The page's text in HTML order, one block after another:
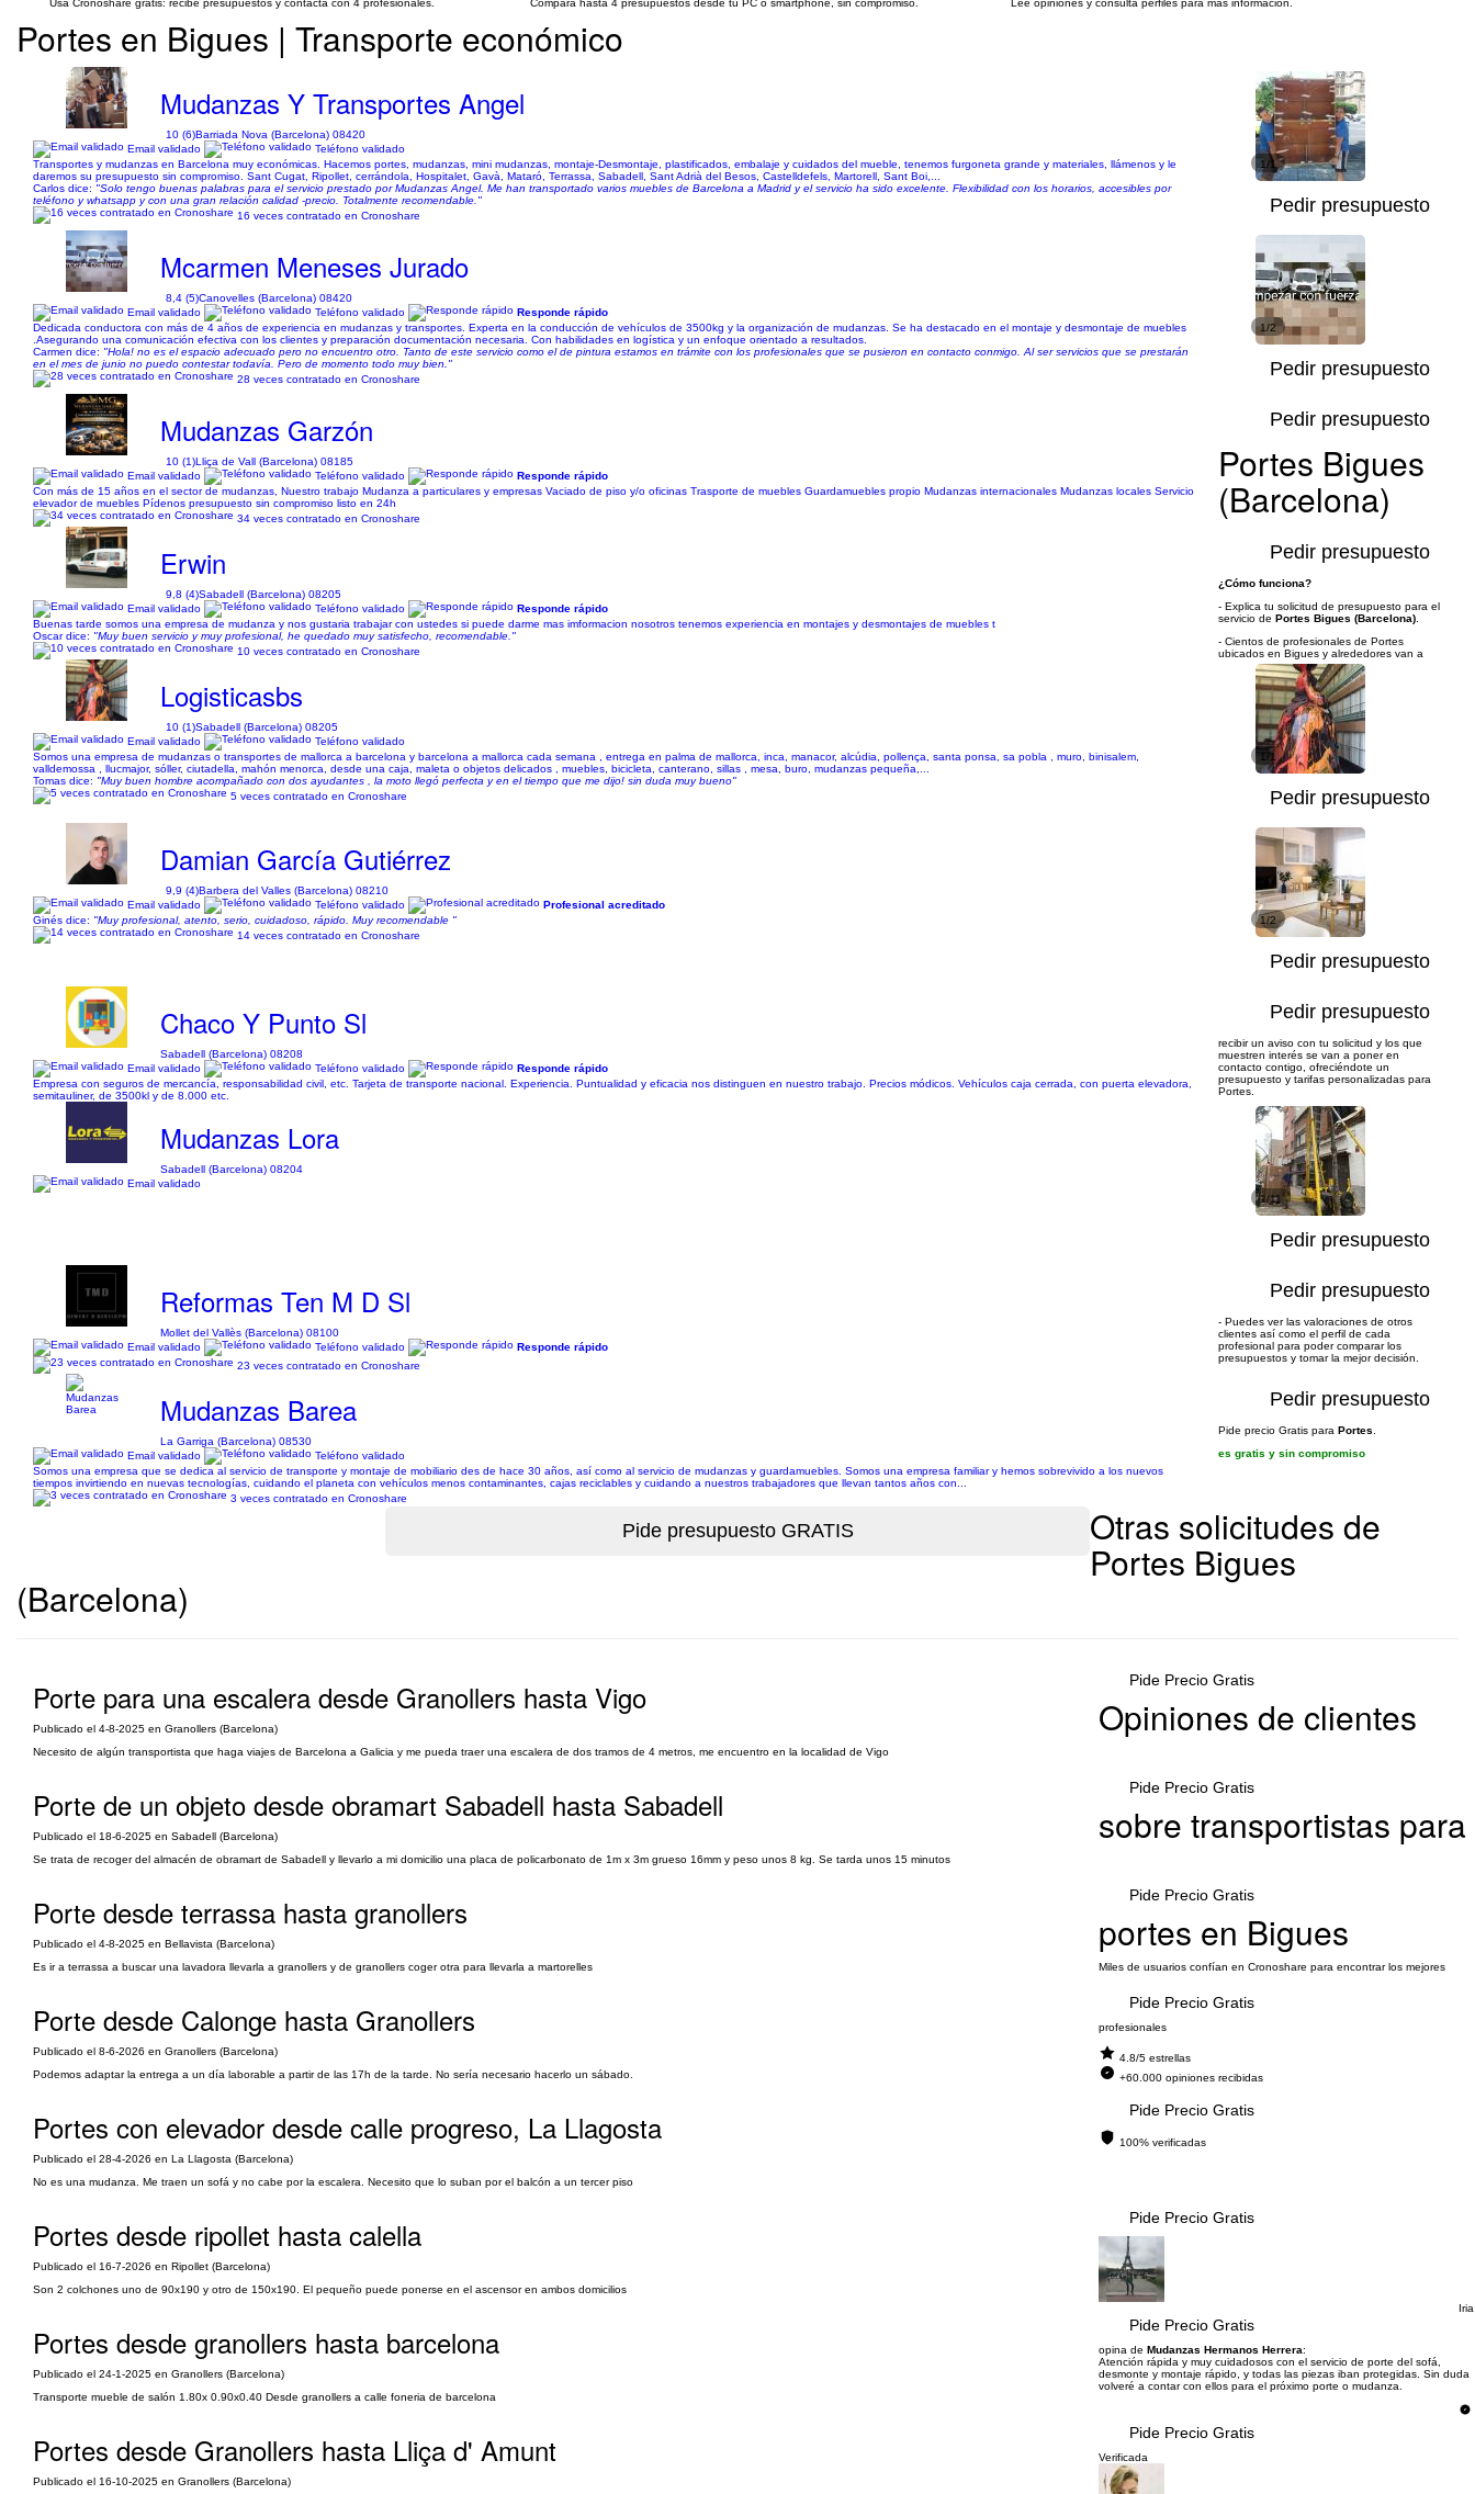
Usa Cronoshare gratis: recibe presupuestos y contacta con 4 profesionales.
Compara hasta 4 presupuestos desde tu PC o smartphone, sin compromiso.
Lee opiniones y consulta perfiles para más información.
Portes en Bigues | Transporte económico
Mudanzas Y Transportes Angel
10 (6)Barriada Nova (Barcelona) 08420
Email validado
Teléfono validado
Transportes y mudanzas en Barcelona muy económicas. Hacemos portes, mudanzas, mini mudanzas, montaje-Desmontaje, plastificados, embalaje y cuidados del mueble, tenemos furgoneta grande y materiales, llámenos y le
daremos su presupuesto sin compromiso. Sant Cugat, Ripollet, cerrándola, Hospitalet, Gavà, Mataró, Terrassa, Sabadell, Sant Adrià del Besos, Castelldefels, Martorell, Sant Boi,...
Carlos dice: "Solo tengo buenas palabras para el servicio prestado por Mudanzas Angel. Me han transportado varios muebles de Barcelona a Madrid y el servicio ha sido excelente. Flexibilidad con los horarios, accesibles por
teléfono y whatsapp y con una gran relación calidad -precio. Totalmente recomendable."
16 veces contratado en Cronoshare
1/1
Pedir presupuesto
Mcarmen Meneses Jurado
8,4 (5)Canovelles (Barcelona) 08420
Email validado
Teléfono validado
Responde rápido
Dedicada conductora con más de 4 años de experiencia en mudanzas y transportes. Experta en la conducción de vehículos de 3500kg y la organización de mudanzas. Se ha destacado en el montaje y desmontaje de muebles
.Asegurando una comunicación efectiva con los clientes y preparación documentación necesaria. Con habilidades en logística y un enfoque orientado a resultados.
Carmen dice: "Hola! no es el espacio adecuado pero no encuentro otro. Tanto de este servicio como el de pintura estamos en trámite con los profesionales que se pusieron en contacto conmigo. Al ser servicios que se prestarán
en el mes de junio no puedo contestar todavía. Pero de momento todo muy bien."
28 veces contratado en Cronoshare
1/2
Pedir presupuesto
Mudanzas Garzón
10 (1)Lliça de Vall (Barcelona) 08185
Email validado
Teléfono validado
Responde rápido
Con más de 15 años en el sector de mudanzas, Nuestro trabajo Mudanza a particulares y empresas Vaciado de piso y/o oficinas Trasporte de muebles Guardamuebles propio Mudanzas internacionales Mudanzas locales Servicio
elevador de muebles Pídenos presupuesto sin compromiso listo en 24h
34 veces contratado en Cronoshare
Pedir presupuesto
Erwin
9,8 (4)Sabadell (Barcelona) 08205
Email validado
Teléfono validado
Responde rápido
Buenas tarde somos una empresa de mudanza y nos gustaria trabajar con ustedes si puede darme mas imformacion nosotros tenemos experiencia en montajes y desmontajes de muebles t
Oscar dice: "Muy buen servicio y muy profesional, he quedado muy satisfecho, recomendable."
10 veces contratado en Cronoshare
Pedir presupuesto
Logisticasbs
10 (1)Sabadell (Barcelona) 08205
Email validado
Teléfono validado
Somos una empresa de mudanzas o transportes de mallorca a barcelona y barcelona a mallorca cada semana , entrega en palma de mallorca, inca, manacor, alcúdia, pollença, santa ponsa, sa pobla , muro, binisalem,
valldemossa , llucmajor, sóller, ciutadella, mahón menorca, desde una caja, maleta o objetos delicados , muebles, bicicleta, canterano, sillas , mesa, buro, mudanzas pequeña,...
Tomas dice: "Muy buen hombre acompañado con dos ayudantes , la moto llegó perfecta y en el tiempo que me dijo! sin duda muy bueno"
5 veces contratado en Cronoshare
1/1
Pedir presupuesto
Damian García Gutiérrez
9,9 (4)Barbera del Valles (Barcelona) 08210
Email validado
Teléfono validado
Profesional acreditado
Ginés dice: "Muy profesional, atento, serio, cuidadoso, rápido. Muy recomendable "
14 veces contratado en Cronoshare
1/2
Pedir presupuesto
Chaco Y Punto Sl
Sabadell (Barcelona) 08208
Email validado
Teléfono validado
Responde rápido
Empresa con seguros de mercancía, responsabilidad civil, etc. Tarjeta de transporte nacional. Experiencia. Puntualidad y eficacia nos distinguen en nuestro trabajo. Precios módicos. Vehículos caja cerrada, con puerta elevadora,
semitauliner, de 3500kl y de 8.000 etc.
Pedir presupuesto
Mudanzas Lora
Sabadell (Barcelona) 08204
Email validado
1/11
Pedir presupuesto
Reformas Ten M D Sl
Mollet del Vallès (Barcelona) 08100
Email validado
Teléfono validado
Responde rápido
23 veces contratado en Cronoshare
Pedir presupuesto
Mudanzas Barea
La Garriga (Barcelona) 08530
Email validado
Teléfono validado
Somos una empresa que se dedica al servicio de transporte y montaje de mobiliario des de hace 30 años, así como al servicio de mudanzas y guardamuebles. Somos una empresa familiar y hemos sobrevivido a los nuevos
tiempos invirtiendo en nuevas tecnologías, cuidando el planeta con vehículos menos contaminantes, cajas reciclables y cuidando a nuestros trabajadores que llevan tantos años con...
3 veces contratado en Cronoshare
Pedir presupuesto
Portes Bigues
(Barcelona)
¿Cómo funciona?
- Explica tu solicitud de presupuesto para el
servicio de Portes Bigues (Barcelona)
- Cientos de profesionales de Portes
ubicados en Bigues y alrededores van a
recibir un aviso con tu solicitud y los que
muestren interés se van a poner en
contacto contigo, ofreciéndote un
presupuesto y tarifas personalizadas para
Portes.
- Puedes ver las valoraciones de otros
clientes así como el perfil de cada
profesional para poder comparar los
presupuestos y tomar la mejor decisión.
Pide precio Gratis para Portes
es gratis y sin compromiso
Otras solicitudes de
Portes Bigues
(Barcelona)
Porte para una escalera desde Granollers hasta Vigo
Publicado el 4-8-2025 en Granollers (Barcelona)
Necesito de algún transportista que haga viajes de Barcelona a Galicia y me pueda traer una escalera de dos tramos de 4 metros, me encuentro en la localidad de Vigo
Pide Precio Gratis
Porte de un objeto desde obramart Sabadell hasta Sabadell
Publicado el 18-6-2025 en Sabadell (Barcelona)
Se trata de recoger del almacén de obramart de Sabadell y llevarlo a mi domicilio una placa de policarbonato de 1m x 3m grueso 16mm y peso unos 8 kg. Se tarda unos 15 minutos
Pide Precio Gratis
Porte desde terrassa hasta granollers
Publicado el 4-8-2025 en Bellavista (Barcelona)
Es ir a terrassa a buscar una lavadora llevarla a granollers y de granollers coger otra para llevarla a martorelles
Pide Precio Gratis
Porte desde Calonge hasta Granollers
Publicado el 8-6-2026 en Granollers (Barcelona)
Podemos adaptar la entrega a un día laborable a partir de las 17h de la tarde. No sería necesario hacerlo un sábado.
Pide Precio Gratis
Portes con elevador desde calle progreso, La Llagosta
Publicado el 28-4-2026 en La Llagosta (Barcelona)
No es una mudanza. Me traen un sofá y no cabe por la escalera. Necesito que lo suban por el balcón a un tercer piso
Pide Precio Gratis
Portes desde ripollet hasta calella
Publicado el 16-7-2026 en Ripollet (Barcelona)
Son 2 colchones uno de 90x190 y otro de 150x190. El pequeño puede ponerse en el ascensor en ambos domicilios
Pide Precio Gratis
Portes desde granollers hasta barcelona
Publicado el 24-1-2025 en Granollers (Barcelona)
Transporte mueble de salón 1.80x 0.90x0.40 Desde granollers a calle foneria de barcelona
Pide Precio Gratis
Portes desde Granollers hasta Lliça d' Amunt
Publicado el 16-10-2025 en Granollers (Barcelona)
Pide Precio Gratis
Opiniones de clientes
sobre transportistas para
portes en Bigues
Miles de usuarios confían en Cronoshare para encontrar los mejores
profesionales
4.8/5 estrellas
+60.000 opiniones recibidas
100% verificadas
Iria
opina de Mudanzas Hermanos Herrera:
Atención rápida y muy cuidadosos con el servicio de porte del sofá,
desmonte y montaje rápido, y todas las piezas iban protegidas. Sin duda
volveré a contar con ellos para el próximo porte o mudanza.
Verificada